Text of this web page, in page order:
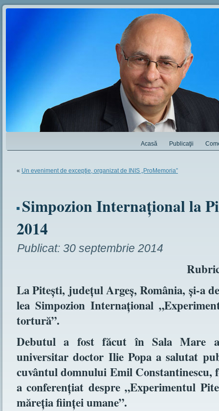
Acasă Publicaţii
« Un eveniment de excepţie, organizat de INIS „ProMemoria”
Simpozion Internaţional la
2014
Publicat: 30 septembrie 2014
La Piteşti, judeţul Argeş, România, şi-a
lea Simpozion Internaţional
tortură”.
Debutul a fost făcut în Sala Mare
universitar doctor Ilie Popa a salutat
cuvântul domnului Emil Constantinescu,
a conferenţiat despre „Experimentul
măreţia fiinţei umane”.